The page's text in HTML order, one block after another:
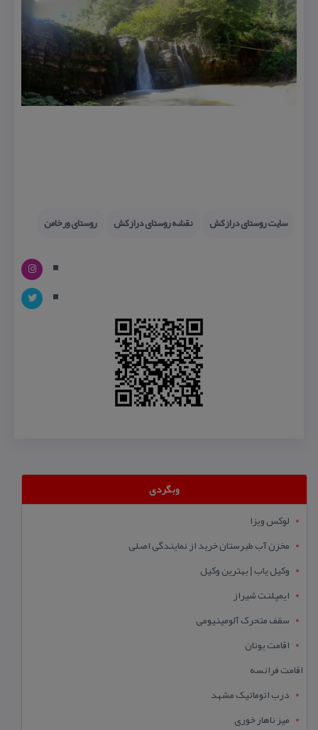
سایت روستای درازكش نقشه روستای درازكش روستای ورخامن
وبگردی
لوکس ویزا
مخزن آب طبرستان خرید از نمایندگی اصلی
وکیل یاب | بهترین وکیل
ایمپلنت شیراز
سقف متحرک آلومینیومی
اقامت یونان
اقامت فرانسه
درب اتوماتیک مشهد
میز ناهار خوری